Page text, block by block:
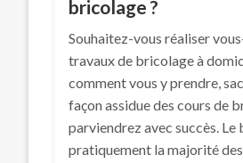
bricolage ?
Souhaitez-vous réaliser
travaux de bricolage à
comment vous y prendre,
façon assidue des cours de
parviendrez avec succès.
pratiquement la majorité